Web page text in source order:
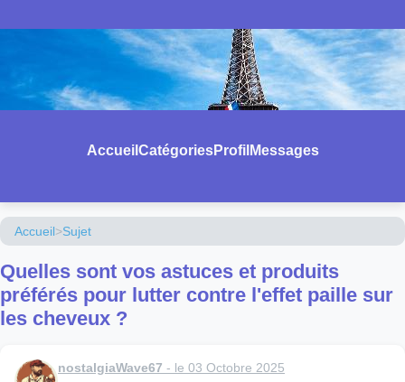
Accueil CatégoriesProfil Messages
Accueil>Sujet
Quelles sont vos astuces et produits
préférés pour lutter contre l'effet paille sur
les cheveux ?
nostalgiaWave67 - le 03 Octobre 2025